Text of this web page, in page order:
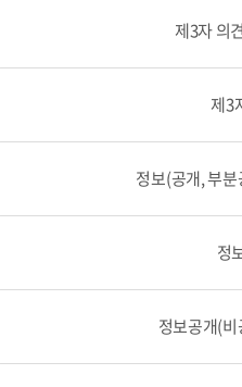
제3자 의
제3
정보(공개, 부
정
정보공개(